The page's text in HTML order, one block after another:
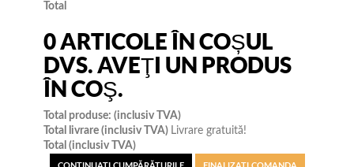
Total
0ARTICOLE ÎN COȘUL
DVS.AVEŢI UN PRODUS
ÎN COŞ.
Total produse: (inclusiv TVA)
Total livrare (inclusiv TVA) Livrare gratuită!
Total (inclusiv TVA)